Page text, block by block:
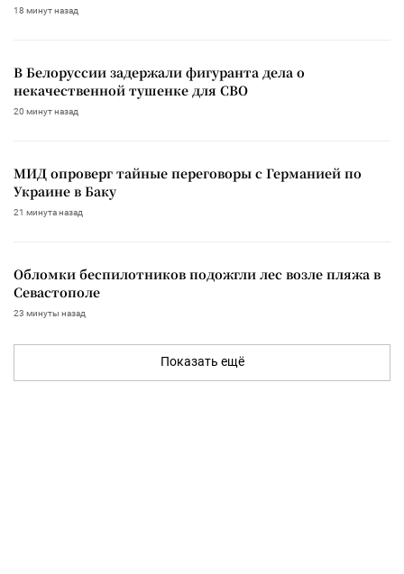
18 минут назад
В Белоруссии задержали фигуранта дела о
некачественной тушенке для СВО
20 минут назад
МИД опроверг тайные переговоры с Германией по
Украине в Баку
21 минута назад
Обломки беспилотников подожгли лес возле пляжа в
Севастополе
23 минуты назад
Показать ещё